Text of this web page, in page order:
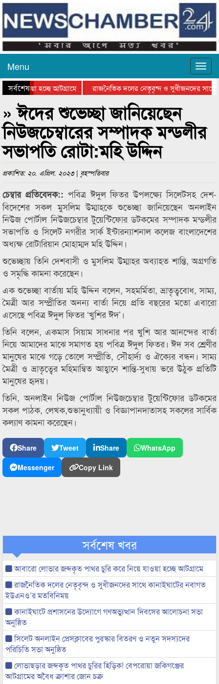
Menu
সর্বশেষ
যাওয়া হচ্ছে আটগ্রামে
রাজনৈতিক দলের নেতৃবৃন্দ ও সুধীজনদের সাথে
পুরস্কার বিতরণ সম্পন্ন
সিলেটে বাংলাদেশ গ্রুপ থিয়েটার
» ঈদের শুভেচ্ছা জানিয়েছেন
নিউজচেম্বারের সম্পাদক মন্ডলীর
সভাপতি রোটা:মহি উদ্দিন
প্রকাশিত: ২০. এপ্রিল. ২০২৩ | বৃহস্পতিবার
চেম্বার প্রতিবেদক:: পবিত্র ঈদুল ফিতর উপলক্ষ্যে সিলেটসহ দেশ-
বিদেশের সকল মুসলিম উম্মাহকে শুভেচ্ছা জানিয়েছেন অনলাইন
নিউজ পোর্টাল নিউজচেম্বার টুয়েন্টিফোর ডটকমের সম্পাদক মন্ডলীর
সভাপতি ও সিলেট নগরীর সার্ক ইন্টারন্যাশনাল কলেজ বাংলাদেশের
অধ্যক্ষ রোটারিয়ান মোহাম্মদ মহি উদ্দিন।
শুভেচ্ছায় তিনি দেশবাসী ও মুসলিম উম্মাহর অব্যাহত শান্তি, অগ্রগতি
ও সমৃদ্ধি কামনা করেছেন।
এক শুভেচ্ছা বার্তায় মহি উদ্দিন বলেন, সহমর্মিতা, ভ্রাতৃত্ববোধ, সাম্য,
মৈত্রী আর সম্প্রীতির অনন্য বার্তা নিয়ে প্রতি বছরের মতো এবারো
এসেছে পবিত্র ঈদুল ফিতর ‘খুশির ঈদ’।
তিনি বলেন, একমাস সিয়াম সাধনার পর খুশি আর আনন্দের বার্তা
নিয়ে আমাদের মাঝে সমাগত হয় পবিত্র ঈদুল ফিতর। ঈদ সব শ্রেণীর
মানুষের মাঝে গড়ে তোলে সম্প্রীতি, সৌহার্দ্য ও ঐক্যের বন্ধন। সাম্য
মৈত্রী ও ভ্রাতৃত্বের মহিমান্বিত আহ্বানে শান্তি-সুধায় ভরে উঠুক প্রতিটি
মানুষের হৃদয়।
তিনি, অনলাইন নিউজ পোর্টাল নিউজচেম্বার টুয়েন্টিফোর ডটকমের
সকল পাঠক, লেখক,শুভানুধ্যায়ী ও বিজ্ঞাপানদাতাসহ সকলের সার্বিক
কল্যাণ কামনা করেছেন।
Share Tweet Share
WhatsApp
Messenger
Copy Link
সর্বশেষ খবর
আবারো লোভার জব্দকৃত পাথর চুরি করে নিয়ে যাওয়া হচ্ছে আটগ্রামে
রাজনৈতিক দলের নেতৃবৃন্দ ও সুধীজনদের সাথে কানাইঘাটের নবাগত
ইউএনও’র মতবিনিময়
কানাইঘাটে প্রশাসনের উদ্যোগে গণঅভ্যুত্থান দিবসের আলোচনা সভা
অনুষ্ঠিত
সিলেট অনলাইন প্রেসক্লাবের পুরস্কার বিতরণ ও নতুন সদস্যদের
পরিচিতি সভা অনুষ্ঠিত
লোভাছড়ার জব্দকৃত পাথর চুরির হিড়িক! বেপরোয়া জকিগঞ্জের
আটগ্রামের অবৈধ ক্রাশার জোন চক্র